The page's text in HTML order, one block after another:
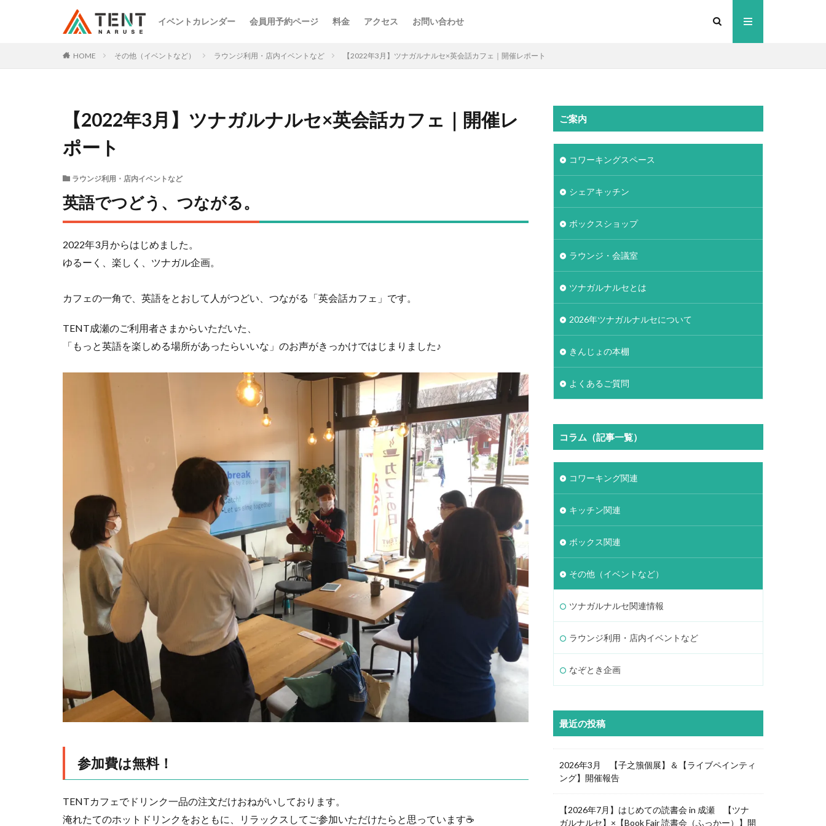
イベントカレンダー 会員用予約ページ 料金 アクセス お問い合わせ
HOME その他（イベントなど） ラウンジ利用・店内イベントなど 【2022年3月】ツナガルナルセ×英会話カフェ｜開催レポート
【2022年3月】ツナガルナルセ×英会話カフェ｜開催レ
ポート
ラウンジ利用・店内イベントなど
英語でつどう、つながる。
2022年3月からはじめました。
ゆるーく、楽しく、ツナガル企画。
カフェの一角で、英語をとおして人がつどい、つながる「英会話カフェ」です。
TENT成瀬のご利用者さまからいただいた、
「もっと英語を楽しめる場所があったらいいな」のお声がきっかけではじまりました♪
参加費は無料！
TENTカフェでドリンク一品の注文だけおねがいしております。
淹れたてのホットドリンクをおともに、リラックスしてご参加いただけたらと思っています☕
ご案内
コワーキングスペース
シェアキッチン
ボックスショップ
ラウンジ・会議室
ツナガルナルセとは
2026年ツナガルナルセについて
きんじょの本棚
よくあるご質問
コラム（記事一覧）
コワーキング関連
キッチン関連
ボックス関連
その他（イベントなど）
ツナガルナルセ関連情報
ラウンジ利用・店内イベントなど
なぞとき企画
最近の投稿
2026年3月 【子之籏個展】＆【ライブペインティ
ング】開催報告
【2026年7月】はじめての読書会 in 成瀬 【ツナ
ガルナルセ】×【Book Fair 読書会（ふっかー）】開